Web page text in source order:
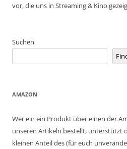
vor, die uns in Streaming & Kino
Suchen
AMAZON
Wer ein ein Produkt über einen der
unseren Artikeln bestellt, unterstützt
kleinen Anteil des (für euch